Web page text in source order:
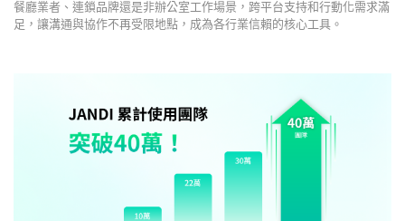
餐廳業者、連鎖品牌還是非辦公室工作場景，跨平台支持和行動化需求滿
足，讓溝通與協作不再受限地點，成為各行業信賴的核心工具。